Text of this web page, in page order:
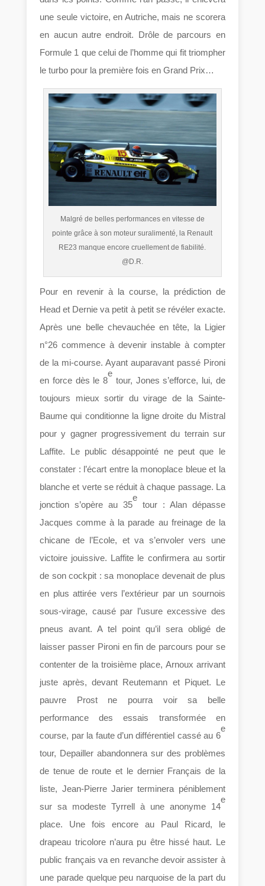
une seule victoire, en Autriche, mais ne scorera
en aucun autre endroit. Drôle de parcours en
Formule 1 que celui de l’homme qui fit triompher
le turbo pour la première fois en Grand Prix…
Malgré de belles performances en vitesse de
pointe grâce à son moteur suralimenté, la Renault
RE23 manque encore cruellement de fiabilité.
@D.R.
Pour en revenir à la course, la prédiction de
Head et Dernie va petit à petit se révéler exacte.
Après une belle chevauchée en tête, la Ligier
n°26 commence à devenir instable à compter
de la mi-course. Ayant auparavant passé Pironi
en force dès le 8
e
tour, Jones s’efforce, lui, de
toujours mieux sortir du virage de la Sainte-
Baume qui conditionne la ligne droite du Mistral
pour y gagner progressivement du terrain sur
Laffite. Le public désappointé ne peut que le
constater : l’écart entre la monoplace bleue et la
blanche et verte se réduit à chaque passage. La
jonction s’opère au 35
e
tour : Alan dépasse
Jacques comme à la parade au freinage de la
chicane de l’Ecole, et va s’envoler vers une
victoire jouissive. Laffite le confirmera au sortir
de son cockpit : sa monoplace devenait de plus
en plus attirée vers l’extérieur par un sournois
sous-virage, causé par l’usure excessive des
pneus avant. A tel point qu’il sera obligé de
laisser passer Pironi en fin de parcours pour se
contenter de la troisième place, Arnoux arrivant
juste après, devant Reutemann et Piquet. Le
pauvre Prost ne pourra voir sa belle
performance des essais transformée en
course, par la faute d’un différentiel cassé au 6
e
tour, Depailler abandonnera sur des problèmes
de tenue de route et le dernier Français de la
liste, Jean-Pierre Jarier terminera péniblement
sur sa modeste Tyrrell à une anonyme 14
e
place. Une fois encore au Paul Ricard, le
drapeau tricolore n’aura pu être hissé haut. Le
public français va en revanche devoir assister à
une parade quelque peu narquoise de la part du